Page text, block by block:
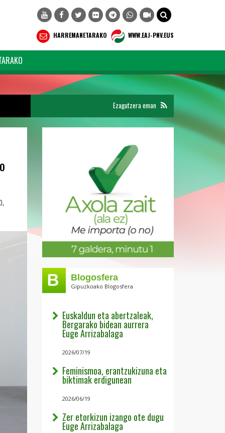
HARREMANETARAKO WWW.EAJ-PNV.EUS
Ezagutzera eman
Blogosfera
Gipuzkoako Blogosfera
Euskaldun eta abertzaleak,
Bergarako bidean aurrera
Euge Arrizabalaga
2026/07/19
Feminismoa, erantzukizuna eta
biktimak erdigunean
2026/06/19
Zer etorkizun izango ote dugu
Euge Arrizabalaga